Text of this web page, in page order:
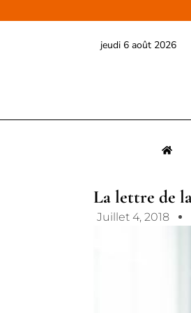
au
jeudi 6 août 2026
La lettre de
Juillet 4, 2018